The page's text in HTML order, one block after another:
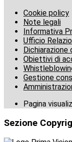
Cookie policy
Note legali
Informativa
Ufficio
Obiettivi di
Gestione
Pagina
Sezione